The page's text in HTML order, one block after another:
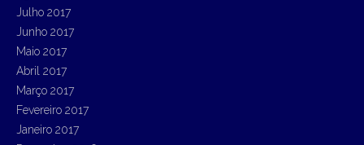
Julho 2017
Junho 2017
Maio 2017
Abril 2017
Março 2017
Fevereiro 2017
Janeiro 2017